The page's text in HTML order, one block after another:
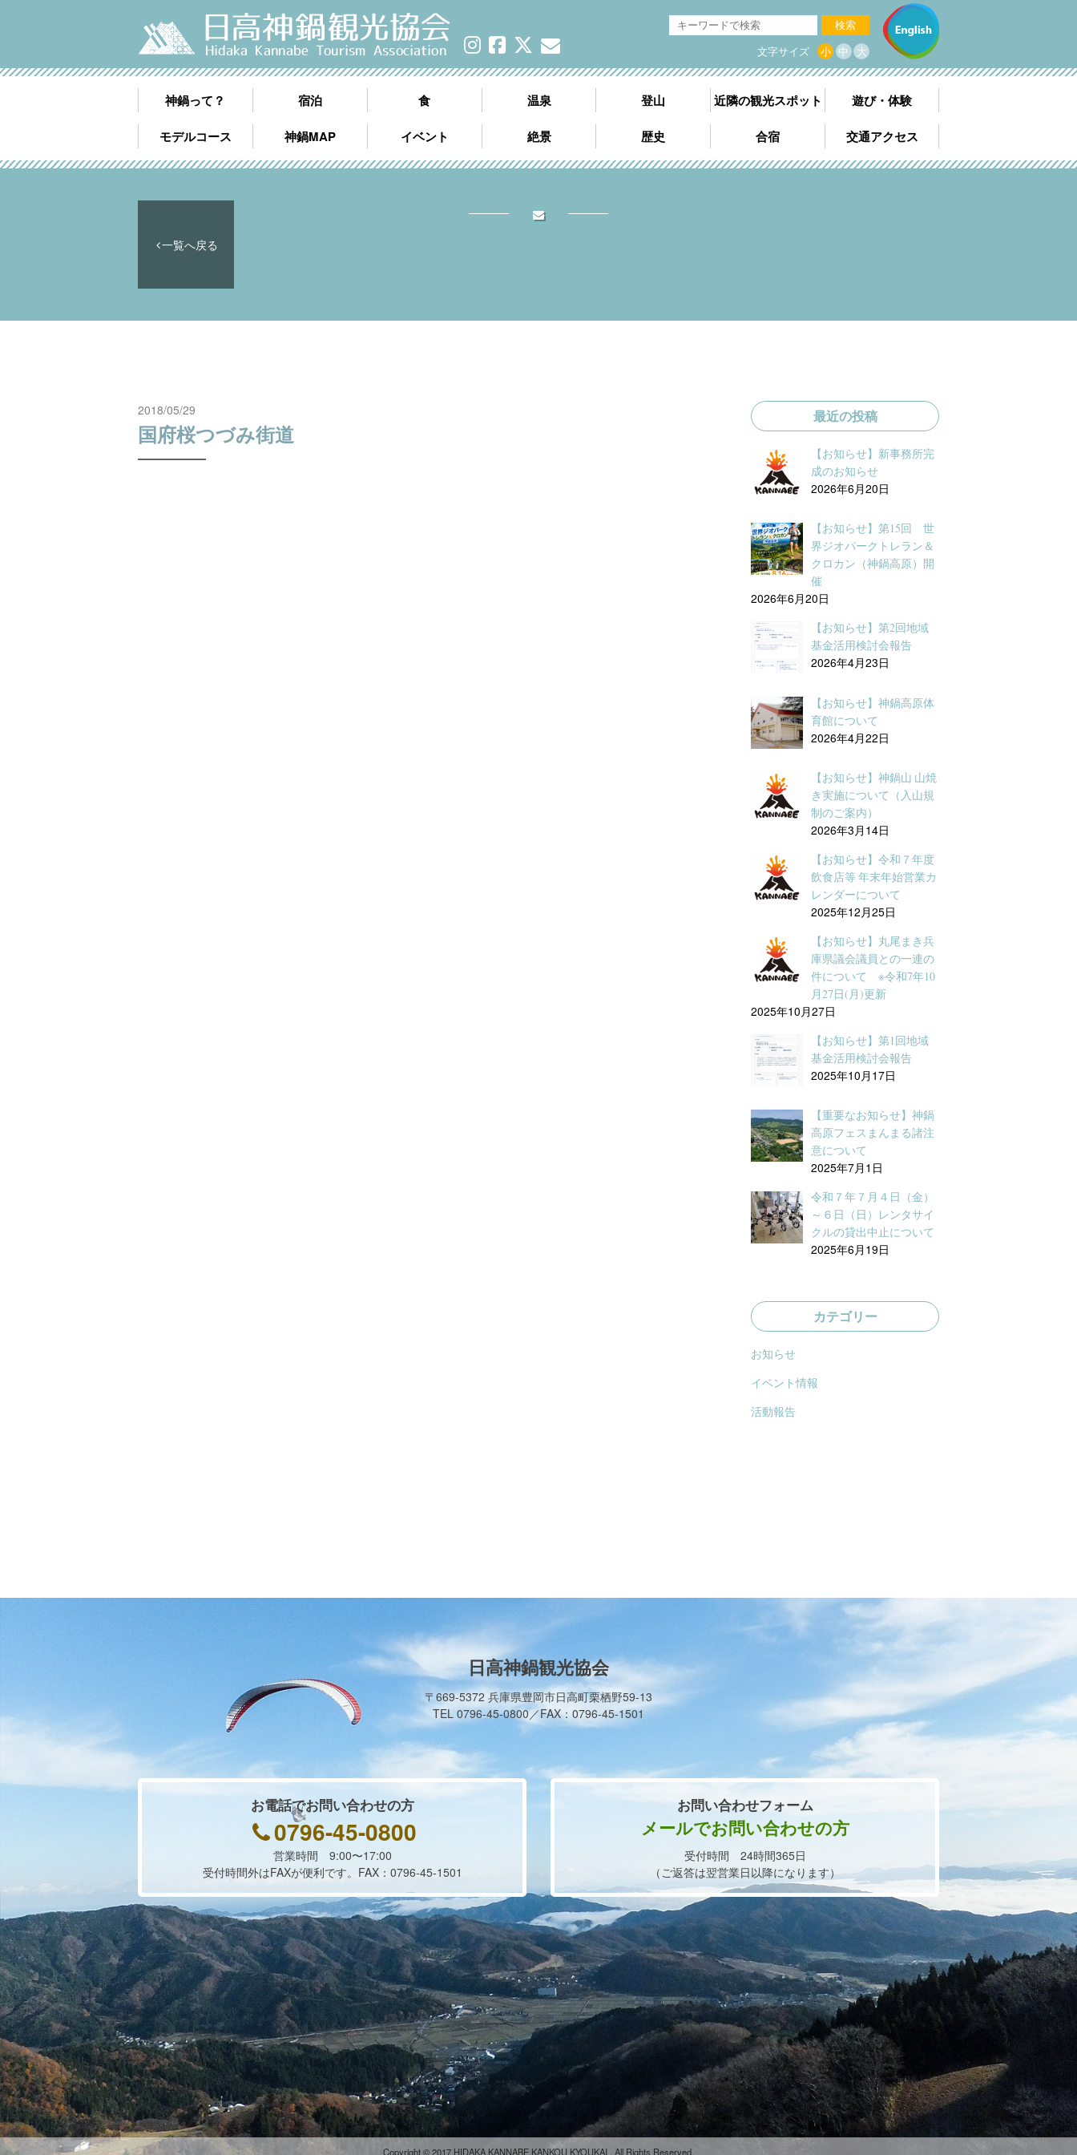
検索
文字サイズ 小 中 大
神鍋って？ 宿泊 食 温泉 登山 近隣の観光スポット 遊び・体験
モデルコース 神鍋MAP イベント 絶景 歴史 合宿 交通アクセス
一覧へ戻る
2018/05/29
国府桜つづみ街道
最近の投稿
【お知らせ】新事務所完
成のお知らせ
2026年6月20日
【お知らせ】第15回 世
界ジオパークトレラン＆
クロカン（神鍋高原）開
催
2026年6月20日
【お知らせ】第2回地域
基金活用検討会報告
2026年4月23日
【お知らせ】神鍋高原体
育館について
2026年4月22日
【お知らせ】神鍋山 山焼
き実施について（入山規
制のご案内）
2026年3月14日
【お知らせ】令和７年度
飲食店等 年末年始営業カ
レンダーについて
2025年12月25日
【お知らせ】丸尾まき兵
庫県議会議員との一連の
件について ※令和7年10
月27日(月)更新
2025年10月27日
【お知らせ】第1回地域
基金活用検討会報告
2025年10月17日
【重要なお知らせ】神鍋
高原フェスまんまる諸注
意について
2025年7月1日
令和７年７月４日（金）
～６日（日）レンタサイ
クルの貸出中止について
2025年6月19日
カテゴリー
お知らせ
イベント情報
活動報告
日高神鍋観光協会
〒669-5372 兵庫県豊岡市日高町栗栖野59-13
TEL 0796-45-0800／FAX：0796-45-1501
お電話でお問い合わせの方
0796-45-0800
営業時間 9:00〜17:00
受付時間外はFAXが便利です。FAX：0796-45-1501
お問い合わせフォーム
メールでお問い合わせの方
受付時間 24時間365日
（ご返答は翌営業日以降になります）
Copyright © 2017 HIDAKA KANNABE KANKOU KYOUKAI . All Rights Reserved.